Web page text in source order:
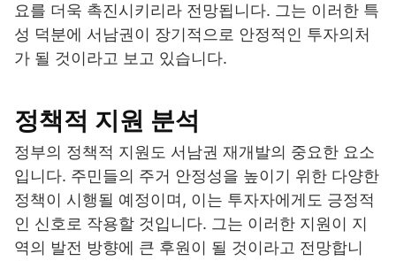
요를 더욱 촉진시키리라 전망됩니다. 그는 이러한 특
성 덕분에 서남권이 장기적으로 안정적인 투자의처
가 될 것이라고 보고 있습니다.
정책적 지원 분석
정부의 정책적 지원도 서남권 재개발의 중요한 요소
입니다. 주민들의 주거 안정성을 높이기 위한 다양한
정책이 시행될 예정이며, 이는 투자자에게도 긍정적
인 신호로 작용할 것입니다. 그는 이러한 지원이 지
역의 발전 방향에 큰 후원이 될 것이라고 전망합니